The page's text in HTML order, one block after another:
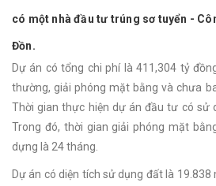
có một nhà đầu tư trúng sơ tuyển -
Đồn.
Dự án có tổng chi phí là 411,304 tỷ
thường, giải phóng mặt bằng và chưa
Thời gian thực hiện dự án đầu tư có sử
Trong đó, thời gian giải phóng mặt
dựng là 24 tháng.
Dự án có diện tích sử dụng đất là